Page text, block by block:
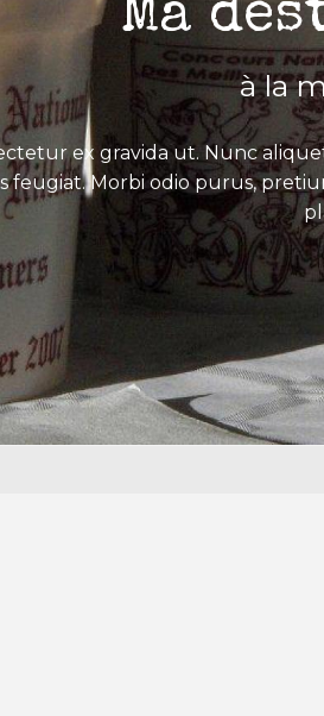
Ma
à la
ex gravida ut. Nunc
feugiat. Morbi odio purus,
aux